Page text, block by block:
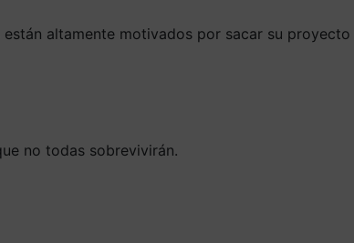
altamente motivados por sacar su proyecto
no todas sobrevivirán.